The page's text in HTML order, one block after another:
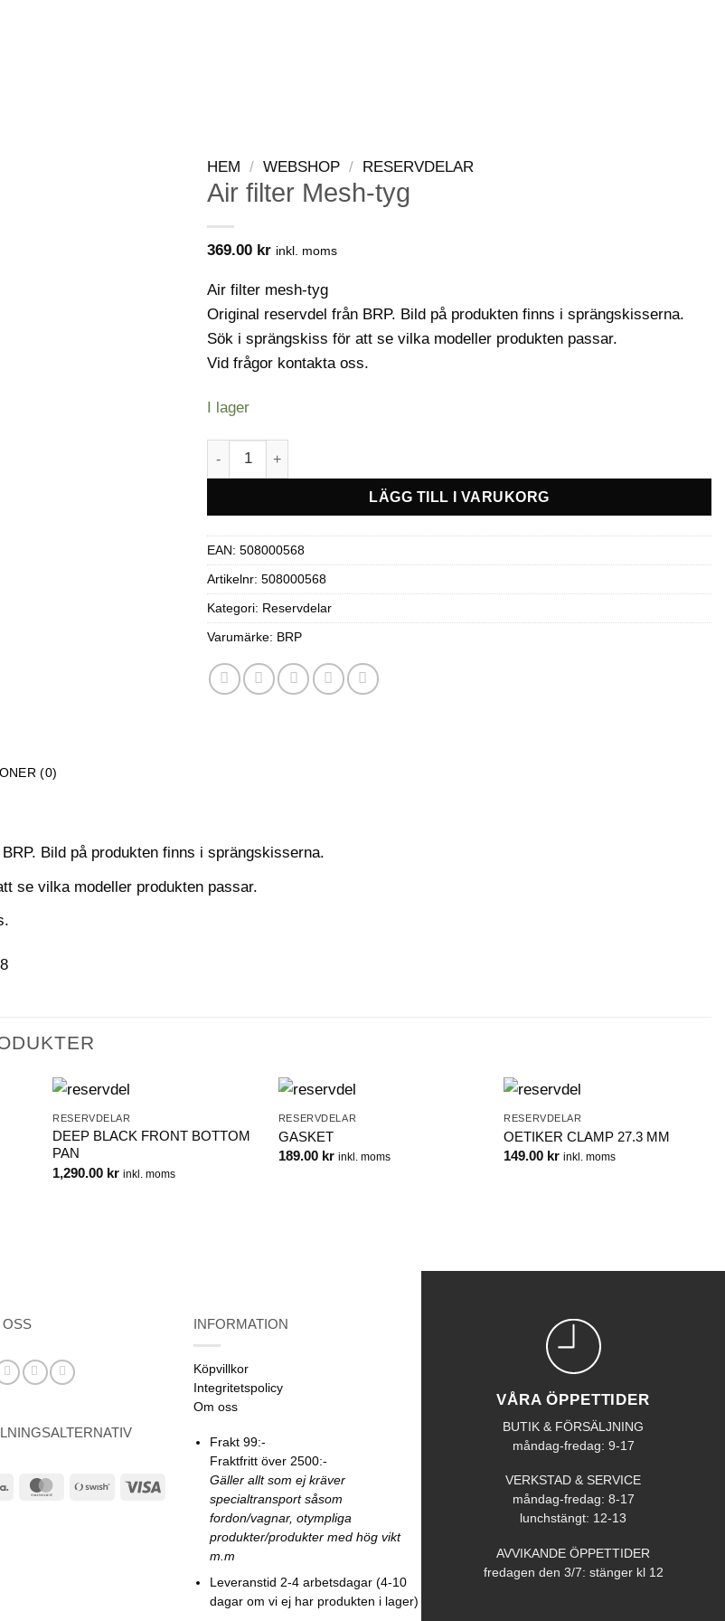
HEM / WEBSHOP / RESERVDELAR
Air filter Mesh-tyg
369.00 kr inkl. moms
Air filter mesh-tyg
Original reservdel från BRP. Bild på produkten finns i sprängskisserna.
Sök i sprängskiss för att se vilka modeller produkten passar.
Vid frågor kontakta oss.
I lager
Air filter Mesh-tyg mängd
LÄGG TILL I VARUKORG
EAN: 508000568
Artikelnr: 508000568
Kategori: Reservdelar
Varumärke: BRP
(0)
Bild på produkten finns i sprängskisserna.
se vilka modeller produkten passar.
RESERVDELAR
DEEP BLACK FRONT BOTTOM
PAN
1,290.00 kr inkl. moms
RESERVDELAR
GASKET
189.00 kr inkl. moms
RESERVDELAR
OETIKER CLAMP 27.3 MM
149.00 kr inkl. moms
OSS
Klarna MasterCardSwish
INFORMATION
Köpvillkor
Integritetspolicy
Om oss
Frakt 99:-
Fraktfritt över 2500:-
Gäller allt som ej kräver
specialtransport såsom
fordon/vagnar, otympliga
produkter/produkter med hög vikt
m.m
Leveranstid 2-4 arbetsdagar (4-10
dagar om vi ej har produkten i lager)
VÅRA ÖPPETTIDER
BUTIK & FÖRSÄLJNING
måndag-fredag: 9-17
VERKSTAD & SERVICE
måndag-fredag: 8-17
lunchstängt: 12-13
AVVIKANDE ÖPPETTIDER
fredagen den 3/7: stänger kl 12